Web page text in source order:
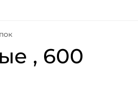
, 600